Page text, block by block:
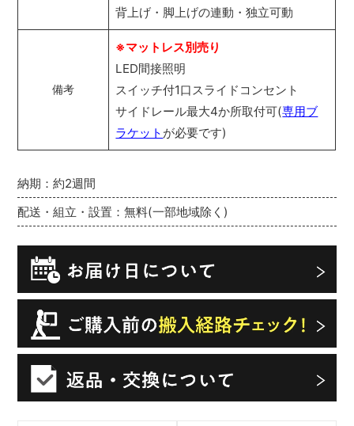
納期：約2週間
配送・組立・設置：無料(一部地域除く)
背上げ・脚上げの連動・独立可動
備考
※マットレス別売り
LED間接照明
スイッチ付1口スライドコンセント
サイドレール最大4か所取付可(専用ブ
ラケット が必要です)